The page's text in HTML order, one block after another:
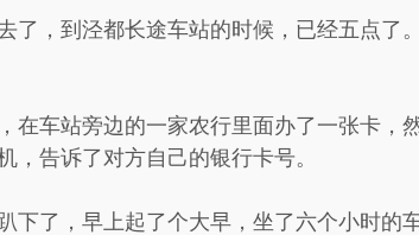
了，到泾都长途车站的时候，已经五点了
在车站旁边的一家农行里面办了一张卡，
，告诉了对方自己的银行卡号。
下了，早上起了个大早，坐了六个小时的